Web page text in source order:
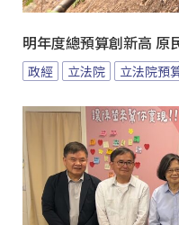
明年度總預算創新高 原
政經 立法院 立法院預